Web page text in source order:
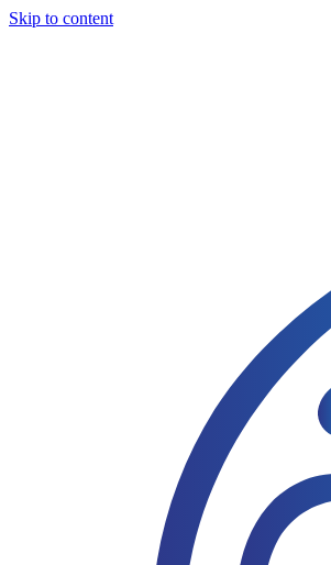
Skip to content